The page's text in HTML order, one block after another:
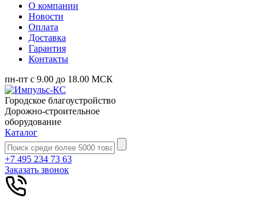
О компании
Новости
Оплата
Доставка
Гарантия
Контакты
пн-пт с 9.00 до 18.00 МСК
Городское благоустройство
Дорожно-строительное
оборудование
Каталог
+7 495 234 73 63
Заказать звонок